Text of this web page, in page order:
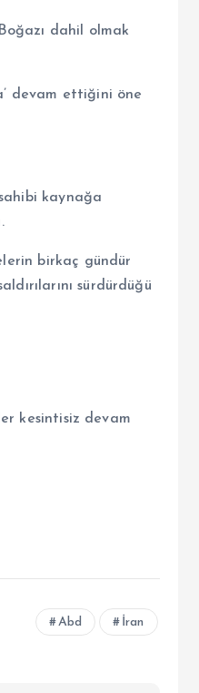
dahil olmak
devam ettiğini öne
kaynağa
birkaç gündür
sürdürdüğü
kesintisiz devam
Abd İran